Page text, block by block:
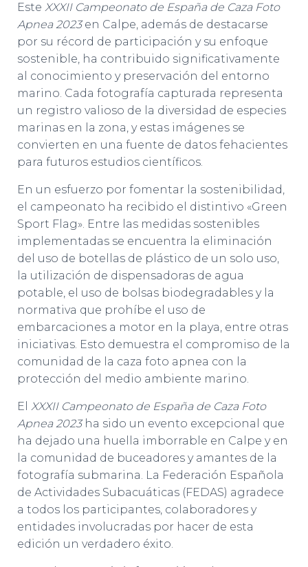
Este XXXII Campeonato de España de Caza Foto
Apnea 2023en Calpe, además de destacarse
por su récord de participación y su enfoque
sostenible, ha contribuido significativamente
al conocimiento y preservación del entorno
marino. Cada fotografía capturada representa
un registro valioso de la diversidad de especies
marinas en la zona, y estas imágenes se
convierten en una fuente de datos fehacientes
para futuros estudios científicos.
En un esfuerzo por fomentar la sostenibilidad,
el campeonato ha recibido el distintivo «Green
Sport Flag». Entre las medidas sostenibles
implementadas se encuentra la eliminación
del uso de botellas de plástico de un solo uso,
la utilización de dispensadoras de agua
potable, el uso de bolsas biodegradables y la
normativa que prohíbe el uso de
embarcaciones a motor en la playa, entre otras
iniciativas. Esto demuestra el compromiso de la
comunidad de la caza foto apnea con la
protección del medio ambiente marino.
El XXXII Campeonato de España de Caza Foto
Apnea 2023ha sido un evento excepcional que
ha dejado una huella imborrable en Calpe y en
la comunidad de buceadores y amantes de la
fotografía submarina. La Federación Española
de Actividades Subacuáticas (FEDAS) agradece
a todos los participantes, colaboradores y
entidades involucradas por hacer de esta
edición un verdadero éxito.